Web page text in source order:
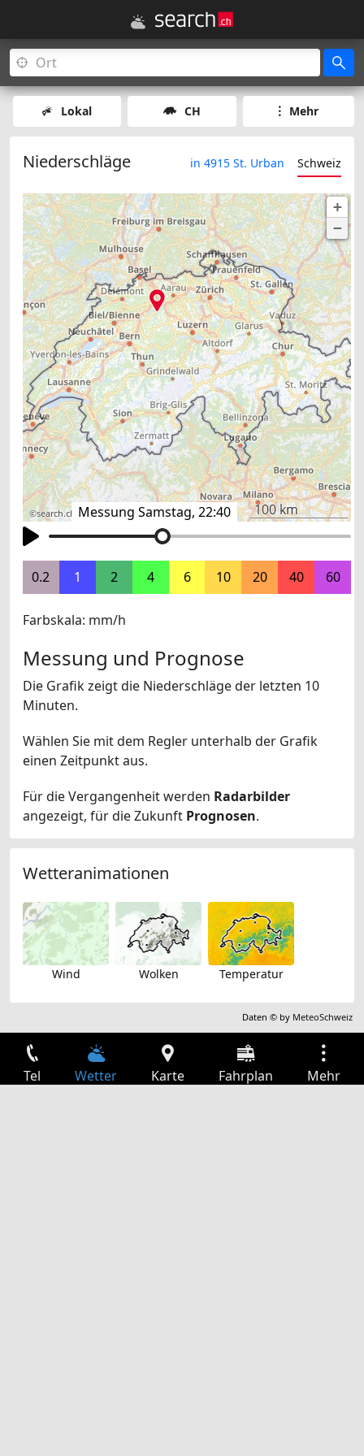
Lokal CH Mehr
Niederschläge in 4915 St. Urban Schweiz
Messung Samstag, 22:40
+
−
©search.ch swisstopo,OpenStreetMap,others 100 km
0.2 1 2 4 6 10 20 40 60
Farbskala: mm/h
Messung und Prognose
Die Grafik zeigt die Niederschläge der letzten 10
Minuten.
Wählen Sie mit dem Regler unterhalb der Grafik
einen Zeitpunkt aus.
Für die Vergangenheit werden Radarbilder
angezeigt, für die Zukunft Prognosen.
Wetteranimationen
Wind Wolken Temperatur
Daten © by MeteoSchweiz
Tel Wetter Karte Fahrplan Mehr